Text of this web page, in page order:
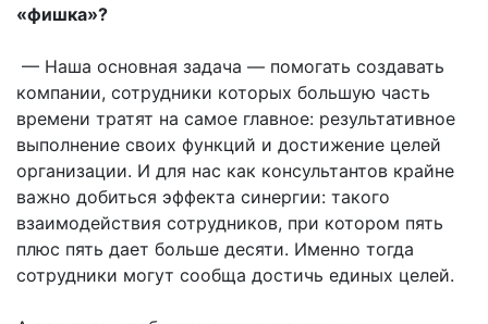
«фишка»?
— Наша основная задача — помогать создавать
компании, сотрудники которых большую часть
времени тратят на самое главное: результативное
выполнение своих функций и достижение целей
организации. И для нас как консультантов крайне
важно добиться эффекта синергии: такого
взаимодействия сотрудников, при котором пять
плюс пять дает больше десяти. Именно тогда
сотрудники могут сообща достичь единых целей.